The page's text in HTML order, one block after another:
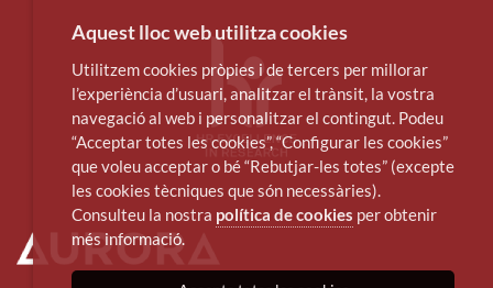
Aquest lloc web utilitza cookies
Utilitzem cookies pròpies i de tercers per millorar
l’experiència d’usuari, analitzar el trànsit, la vostra
navegació al web i personalitzar el contingut. Podeu
“Acceptar totes les cookies”, “Configurar les cookies”
que voleu acceptar o bé “Rebutjar-les totes” (excepte
les cookies tècniques que són necessàries).
Consulteu la nostra política de cookies per obtenir
més informació.